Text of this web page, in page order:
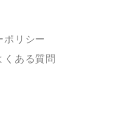
ポリシー
くある質問